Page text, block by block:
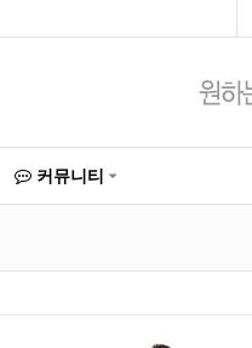
커뮤니티